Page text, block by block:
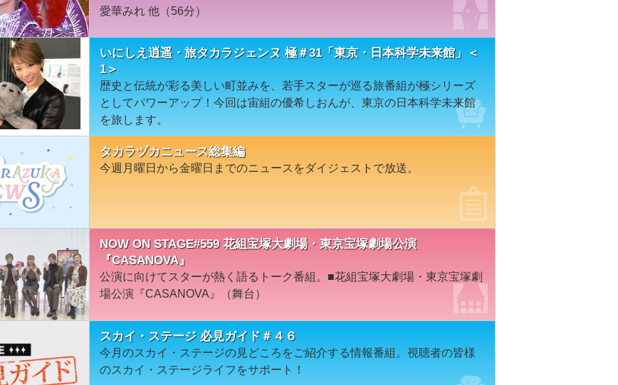
愛華みれ 他（56分）
いにしえ逍遥・旅タカラジェンヌ 極＃31「東京・日本科学未来館」＜
1＞
歴史と伝統が彩る美しい町並みを、若手スターが巡る旅番組が極シリーズ
としてパワーアップ！今回は宙組の優希しおんが、東京の日本科学未来館
を旅します。
タカラヅカニュース総集編
今週月曜日から金曜日までのニュースをダイジェストで放送。
NOW ON STAGE#559 花組宝塚大劇場・東京宝塚劇場公演
『CASANOVA』
公演に向けてスターが熱く語るトーク番組。■花組宝塚大劇場・東京宝塚劇
場公演『CASANOVA』（舞台）
スカイ・ステージ 必見ガイド＃４６
今月のスカイ・ステージの見どころをご紹介する情報番組。視聴者の皆様
のスカイ・ステージライフをサポート！